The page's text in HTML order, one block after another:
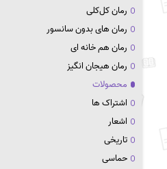
رمان کل‌کلی
رمان های بدون سانسور
رمان هم خانه ای
رمان هیجان انگیز
محصولات
اشتراک ها
اشعار
تاریخی
حماسی